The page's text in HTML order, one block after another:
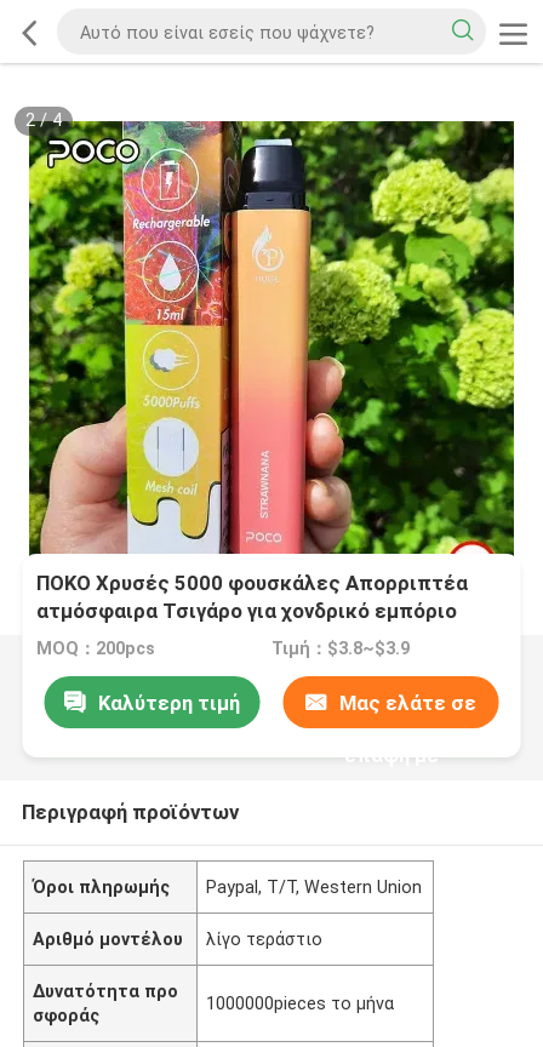
2/4
ΠΟΚΟ Χρυσές 5000 φουσκάλες Απορριπτέα
ατμόσφαιρα Τσιγάρο για χονδρικό εμπόριο
MOQ：200pcs Τιμή：$3.8~$3.9
Καλύτερη τιμή Μας ελάτε σε
επαφή με
Περιγραφή προϊόντων
Όροι πληρωμής Paypal, T/T, Western Union
Αριθμό μοντέλου λίγο τεράστιο
Δυνατότητα προ
σφοράς
1000000pieces το μήνα